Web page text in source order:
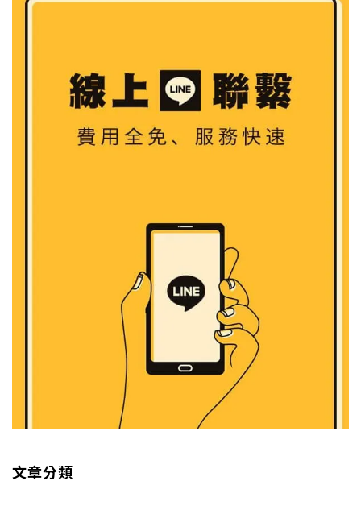
文章分類